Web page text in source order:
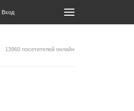
Вход
13960 посетителей онлайн